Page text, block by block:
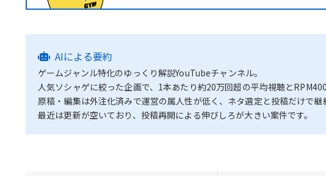
AIによる要約
ゲームジャンル特化のゆっくり解説YouTubeチャンネル。
人気ソシャゲに絞った企画で、1本あたり約20万回超の平均視聴と
原稿・編集は外注化済みで運営の属人性が低く、ネタ選定と投稿だけで継
最近は更新が空いており、投稿再開による伸びしろが大きい案件です。